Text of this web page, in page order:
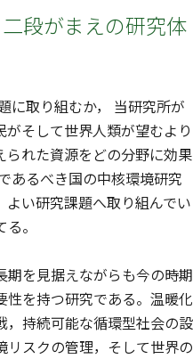
段がまえの研究体
に取り組むか， 当研究所が
そして世界人類が望むより
られた資源をどの分野に効果
あるべき国の中核環境研究
い研究課題へ取り組んでい
。
を見据えながらも今の時期
性を持つ研究である。温暖化
，持続可能な循環型社会の設
スクの管理，そして世界の